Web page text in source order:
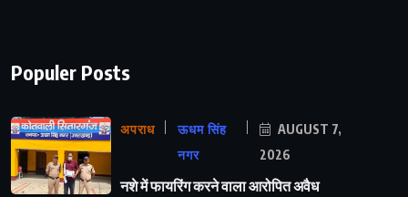
Populer Posts
अपराध
ऊधम सिंह
नगर
AUGUST 7,
2026
नशे में फायरिंग करने वाला आरोपित अवैध